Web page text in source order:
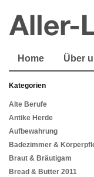
Home Über
Kategorien
Alte Berufe
Antike Herde
Aufbewahrung
Badezimmer &
Braut & Bräutigam
Bread & Butter 2011